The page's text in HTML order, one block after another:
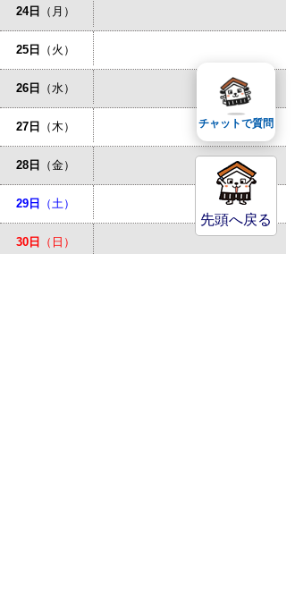
24日 （月）
25日 （火）
26日 （水）
27日 （木）
28日 （金）
29日 （土）
30日 （日）
先頭へ戻る
チャットで質問